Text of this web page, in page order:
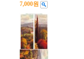
7,000원